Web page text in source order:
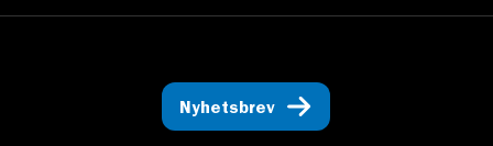
Nyhetsbrev